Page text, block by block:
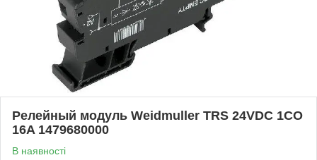
Релейный модуль Weidmuller TRS 24VDC 1CO
16A 1479680000
В наявності